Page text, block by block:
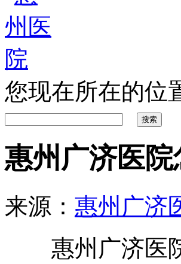
您现在所在的位
惠州广济医
来源： 惠州广济
惠州广济医院